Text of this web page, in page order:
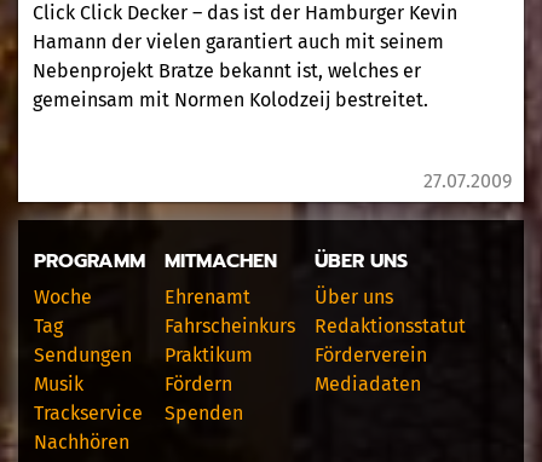
Click Click Decker – das ist der Hamburger Kevin
Hamann der vielen garantiert auch mit seinem
Nebenprojekt Bratze bekannt ist, welches er
gemeinsam mit Normen Kolodzeij bestreitet.
27.07.2009
PROGRAMM
Woche
Tag
Sendungen
Musik
Trackservice
Nachhören
MITMACHEN
Ehrenamt
Fahrscheinkurs
Praktikum
Fördern
Spenden
ÜBER UNS
Über uns
Redaktionsstatut
Förderverein
Mediadaten